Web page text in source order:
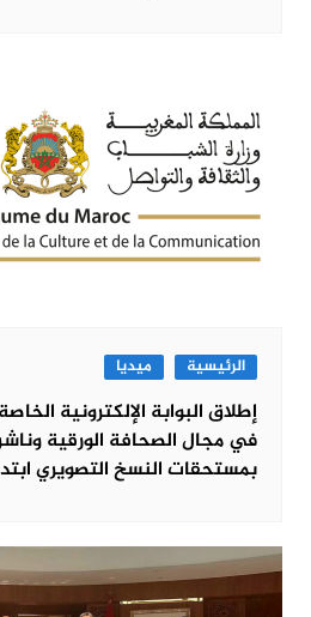
الرئيسية ميديا
إطلاق البوابة الإلكترونية
في مجال الصحافة الورقية
بمستحقات النسخ التصويري